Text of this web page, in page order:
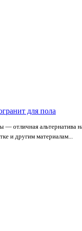
для пола
— отличная альтернатива
и другим материалам...